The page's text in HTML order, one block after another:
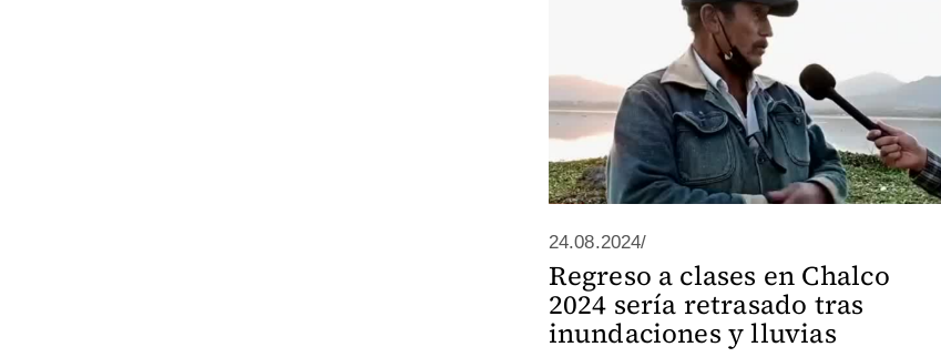
24.08.2024/
Regreso a clases en Chalco
2024 sería retrasado tras
inundaciones y lluvias